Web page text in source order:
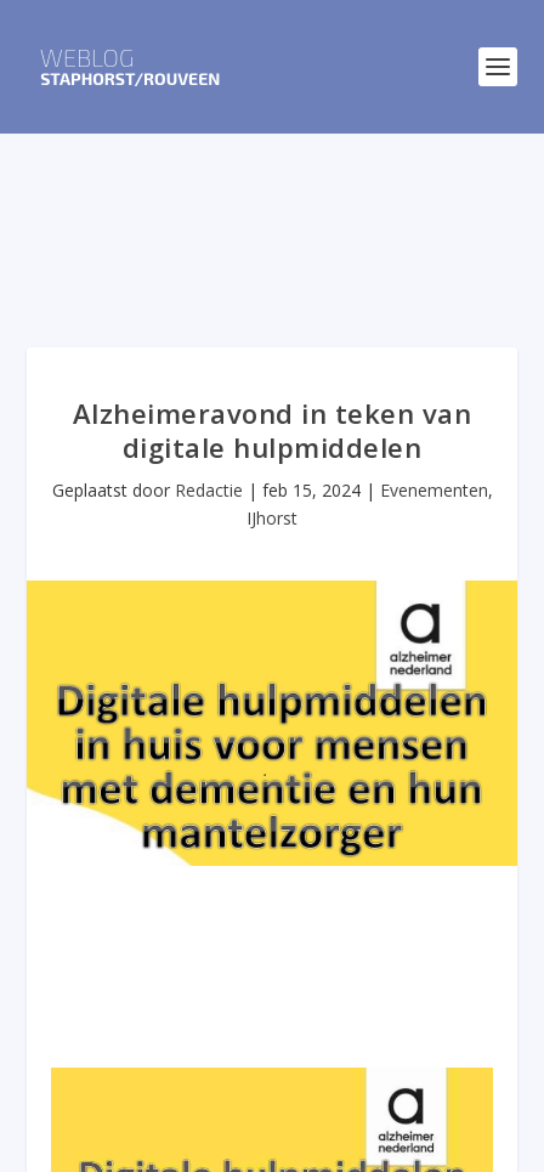
Alzheimeravond in teken van
digitale hulpmiddelen
Geplaatst door Redactie | feb 15, 2024| Evenementen,
IJhorst